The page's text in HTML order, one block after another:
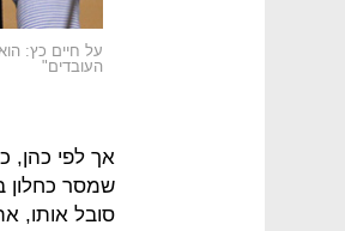
על חיים כץ:
העובדים"
אך לפי כהן,
שמסר כחלון
סובל אותו,